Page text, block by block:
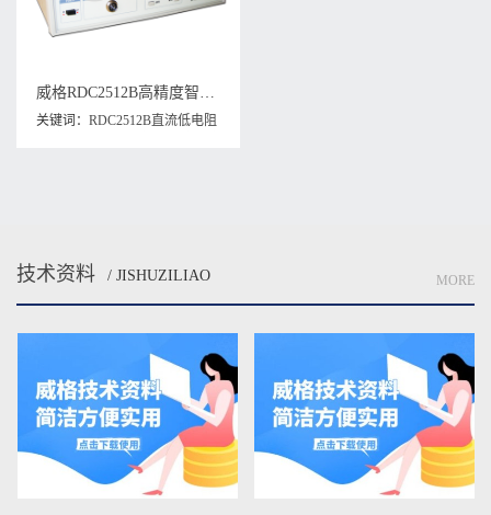
威格RDC2512B高精度智能直流低电阻测试仪低电阻测试仪器现货充足
关键词： RDC2512B直流低电阻
技术资料 / JISHUZILIAO MORE